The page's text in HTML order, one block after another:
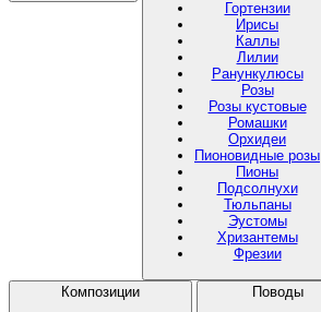
Гортензии
Ирисы
Каллы
Лилии
Ранункулюсы
Розы
Розы кустовые
Ромашки
Орхидеи
Пионовидные розы
Пионы
Подсолнухи
Тюльпаны
Эустомы
Хризантемы
Фрезии
Композиции
Поводы